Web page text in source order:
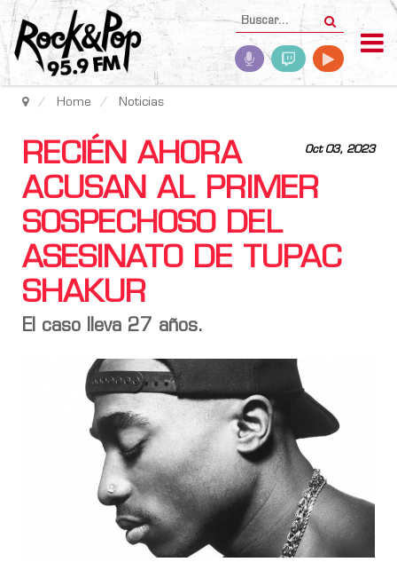
Home Noticias
Oct 03, 2023
RECIÉN AHORA
ACUSAN AL PRIMER
SOSPECHOSO DEL
ASESINATO DE TUPAC
SHAKUR
El caso lleva 27 años.